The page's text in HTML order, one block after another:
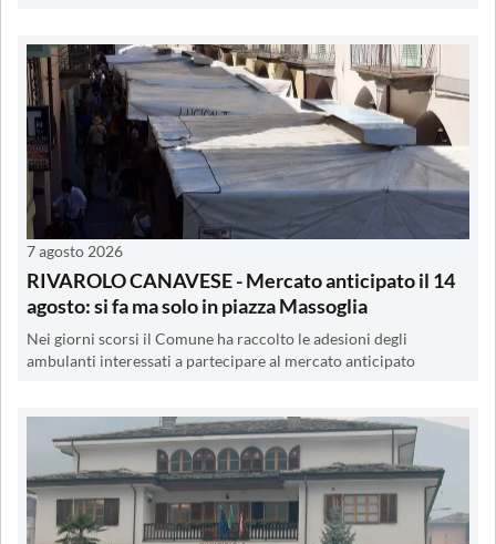
7 agosto 2026
RIVAROLO CANAVESE - Mercato anticipato il 14
agosto: si fa ma solo in piazza Massoglia
Nei giorni scorsi il Comune ha raccolto le adesioni degli
ambulanti interessati a partecipare al mercato anticipato